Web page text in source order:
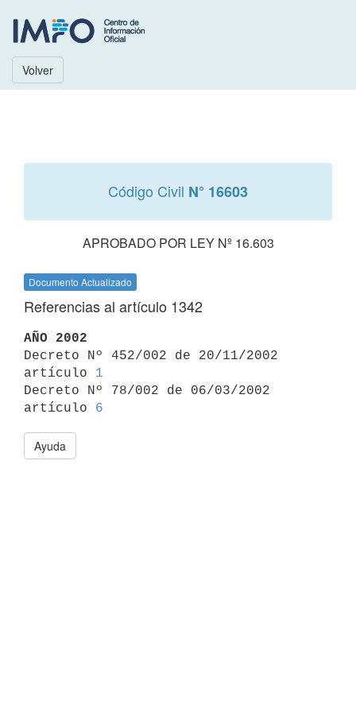
Volver
Código Civil N° 16603
APROBADO POR LEY Nº 16.603
Documento Actualizado
Referencias al artículo 1342
AÑO 2002
Decreto Nº 452/002 de 20/11/2002
artículo 1
Decreto Nº 78/002 de 06/03/2002
artículo 6
Ayuda